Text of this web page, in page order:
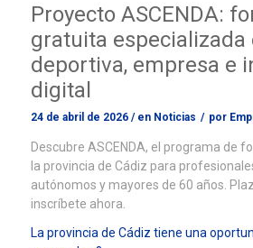
Proyecto ASCENDA:
gratuita especializada
deportiva, empresa e
digital
24 de abril de 2026/ en Noticias / por
Descubre ASCENDA, el programa de
la provincia de Cádiz para
autónomos y mayores de 60 años.
inscríbete ahora.
La provincia de Cádiz tiene una